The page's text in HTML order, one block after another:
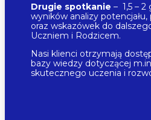
Drugie spotkanie – 1,5 –
wyników analizy
oraz wskazówek do
Uczniem i Rodzicem.
Nasi klienci otrzymają
bazy wiedzy dotyczącej
skutecznego uczenia i